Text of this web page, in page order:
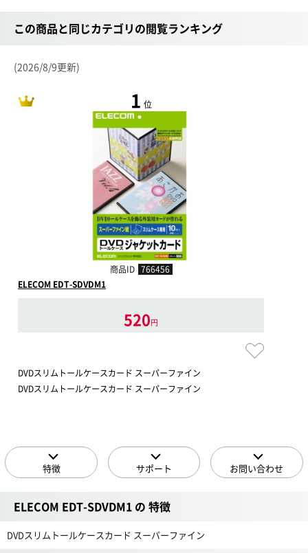
この商品と同じカテゴリの閲覧ランキング
(2026/8/9更新)
1 位
商品ID 766456
ELECOM EDT-SDVDM1
520円
DVDスリムトールケースカード スーパーファイン
DVDスリムトールケースカード スーパーファイン
特徴 サポート お問い合わせ
ELECOM EDT-SDVDM1 の 特徴
DVDスリムトールケースカード スーパーファイン